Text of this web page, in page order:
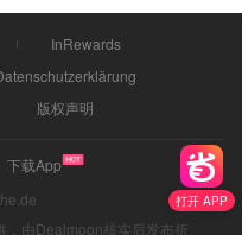
打开 APP
InRewards
版权声明
下载App
，由Dealmoon核实后发布折